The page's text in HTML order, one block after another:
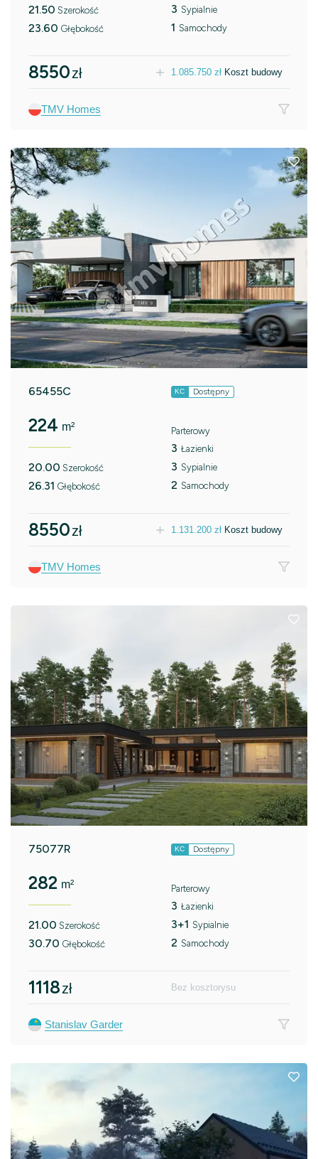
21.50 Szerokość
23.60 Głębokość
3 Sypialnie
1 Samochody
8550zł 1.085.750 zł Koszt budowy
TMV Homes
65455C KC Dostępny
224 m²
20.00 Szerokość
26.31 Głębokość
Parterowy
3 Łazienki
3 Sypialnie
2 Samochody
8550zł 1.131.200 zł Koszt budowy
TMV Homes
75077R KC Dostępny
282 m²
21.00 Szerokość
30.70 Głębokość
Parterowy
3 Łazienki
3+1 Sypialnie
2 Samochody
1118zł Bez kosztorysu
Stanislav Garder